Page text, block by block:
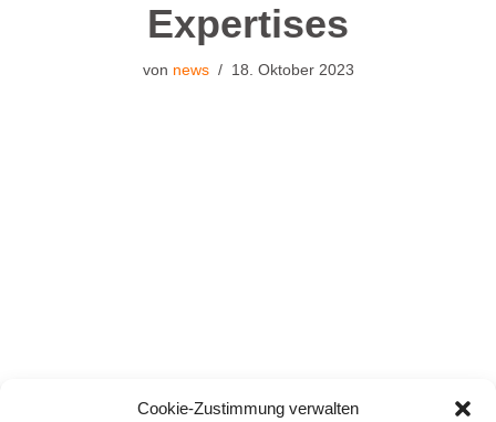
Cookie-Zustimmung verwalten
Expertises
von news 18. Oktober 2023